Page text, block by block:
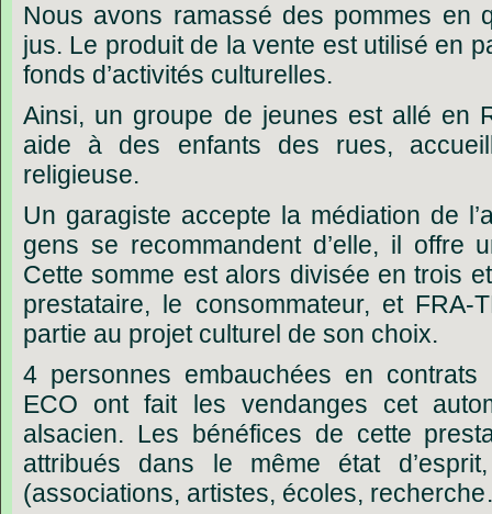
Nous avons ramassé des pommes en
jus. Le produit de la vente est utilisé en
fonds d’activités culturelles.
Ainsi, un groupe de jeunes est allé en
aide à des enfants des rues,
religieuse.
Un garagiste accepte la médiation de
gens se recommandent d’elle, il offre
Cette somme est alors divisée en trois
prestataire, le consommateur, et FRA-
partie au projet culturel de son choix.
4 personnes embauchées en contrats
ECO ont fait les vendanges cet
alsacien. Les bénéfices de cette
attribués dans le même état
(associations, artistes, écoles,